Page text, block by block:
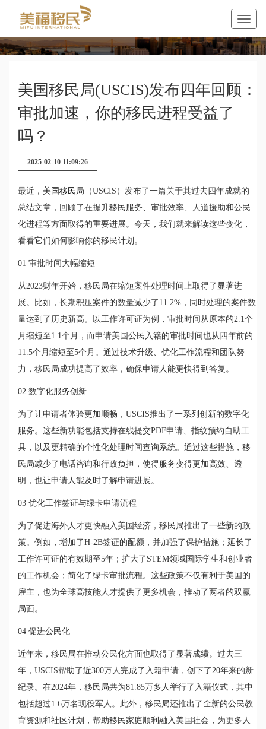
美国移民局(USCIS)发布四年回顾：
审批加速，你的移民进程受益了
吗？
2025-02-10 11:09:26
最近， 美国移民局（USCIS）发布了一篇关于其过去四年成就的
总结文章，回顾了在提升移民服务、审批效率、人道援助和公民
化进程等方面取得的重要进展。今天，我们就来解读这些变化，
看看它们如何影响你的移民计划。
01 审批时间大幅缩短
从2023财年开始，移民局在缩短案件处理时间上取得了显著进
展。比如，长期积压案件的数量减少了11.2%，同时处理的案件数
量达到了历史新高。以工作许可证为例，审批时间从原本的2.1个
月缩短至1.1个月，而申请美国公民入籍的审批时间也从四年前的
11.5个月缩短至5个月。通过技术升级、优化工作流程和团队努
力，移民局成功提高了效率，确保申请人能更快得到答复。
02 数字化服务创新
为了让申请者体验更加顺畅，USCIS推出了一系列创新的数字化
服务。这些新功能包括支持在线提交PDF申请、指纹预约自助工
具，以及更精确的个性化处理时间查询系统。通过这些措施，移
民局减少了电话咨询和行政负担，使得服务变得更加高效、透
明，也让申请人能及时了解申请进展。
03 优化工作签证与绿卡申请流程
为了促进海外人才更快融入美国经济，移民局推出了一些新的政
策。例如，增加了H-2B签证的配额，并加强了保护措施；延长了
工作许可证的有效期至5年；扩大了STEM领域国际学生和创业者
的工作机会；简化了绿卡审批流程。这些政策不仅有利于美国的
雇主，也为全球高技能人才提供了更多机会，推动了两者的双赢
局面。
04 促进公民化
近年来，移民局在推动公民化方面也取得了显著成绩。过去三
年，USCIS帮助了近300万人完成了入籍申请，创下了20年来的新
纪录。在2024年，移民局共为81.85万多人举行了入籍仪式，其中
包括超过1.6万名现役军人。此外，移民局还推出了全新的公民教
育资源和社区计划，帮助移民家庭顺利融入美国社会，为更多人